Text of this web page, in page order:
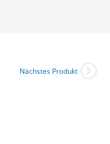
Nächstes Produkt